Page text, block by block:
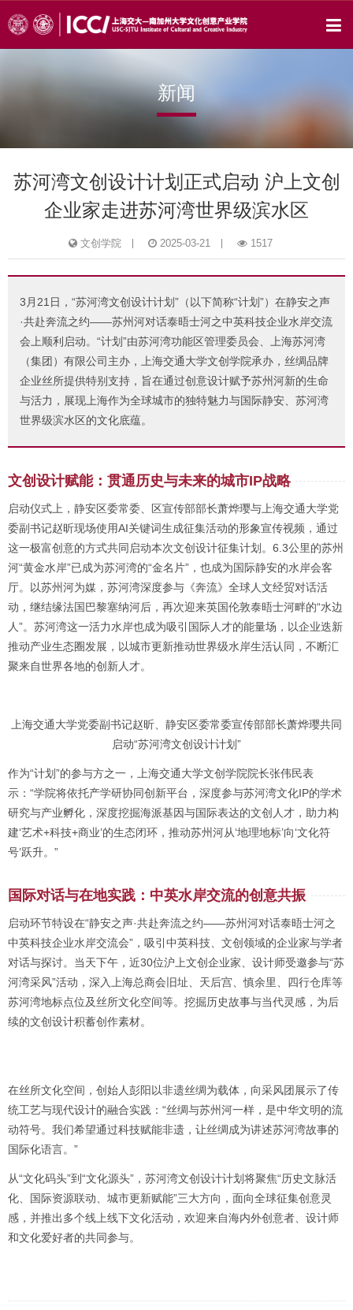
新闻
苏河湾文创设计计划正式启动 沪上文创
企业家走进苏河湾世界级滨水区
文创学院 2025-03-21 1517
3月21日，“苏河湾文创设计计划”（以下简称“计划”）在静安之声
·共赴奔流之约——苏州河对话泰晤士河之中英科技企业水岸交流
会上顺利启动。“计划”由苏河湾功能区管理委员会、上海苏河湾
（集团）有限公司主办，上海交通大学文创学院承办，丝绸品牌
企业丝所提供特别支持，旨在通过创意设计赋予苏州河新的生命
与活力，展现上海作为全球城市的独特魅力与国际静安、苏河湾
世界级滨水区的文化底蕴。
文创设计赋能：贯通历史与未来的城市IP战略
启动仪式上，静安区委常委、区宣传部部长萧烨璎与上海交通大学党
委副书记赵昕现场使用AI关键词生成征集活动的形象宣传视频，通过
这一极富创意的方式共同启动本次文创设计征集计划。6.3公里的苏州
河“黄金水岸”已成为苏河湾的“金名片”，也成为国际静安的水岸会客
厅。以苏州河为媒，苏河湾深度参与《奔流》全球人文经贸对话活
动，继结缘法国巴黎塞纳河后，再次迎来英国伦敦泰晤士河畔的“水边
人”。苏河湾这一活力水岸也成为吸引国际人才的能量场，以企业迭新
推动产业生态圈发展，以城市更新推动世界级水岸生活认同，不断汇
聚来自世界各地的创新人才。
上海交通大学党委副书记赵昕、静安区委常委宣传部部长萧烨璎共同
启动“苏河湾文创设计计划”
作为“计划”的参与方之一，上海交通大学文创学院院长张伟民表
示：“学院将依托产学研协同创新平台，深度参与苏河湾文化IP的学术
研究与产业孵化，深度挖掘海派基因与国际表达的文创人才，助力构
建‘艺术+科技+商业’的生态闭环，推动苏州河从‘地理地标’向‘文化符
号’跃升。”
国际对话与在地实践：中英水岸交流的创意共振
启动环节特设在“静安之声·共赴奔流之约——苏州河对话泰晤士河之
中英科技企业水岸交流会”，吸引中英科技、文创领域的企业家与学者
对话与探讨。当天下午，近30位沪上文创企业家、设计师受邀参与“苏
河湾采风”活动，深入上海总商会旧址、天后宫、慎余里、四行仓库等
苏河湾地标点位及丝所文化空间等。挖掘历史故事与当代灵感，为后
续的文创设计积蓄创作素材。
在丝所文化空间，创始人彭阳以非遗丝绸为载体，向采风团展示了传
统工艺与现代设计的融合实践：“丝绸与苏州河一样，是中华文明的流
动符号。我们希望通过科技赋能非遗，让丝绸成为讲述苏河湾故事的
国际化语言。”
从“文化码头”到“文化源头”，苏河湾文创设计计划将聚焦“历史文脉活
化、国际资源联动、城市更新赋能”三大方向，面向全球征集创意灵
感，并推出多个线上线下文化活动，欢迎来自海内外创意者、设计师
和文化爱好者的共同参与。